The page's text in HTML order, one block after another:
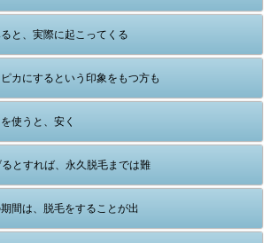
と、実際に起こってくる
カにするという印象をもつ方も
使うと、安く
とすれば、永久脱毛までは難
間は、脱毛をすることが出